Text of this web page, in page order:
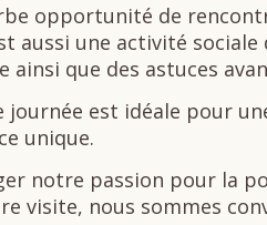
opportunité de
aussi une activité
que des astuces
est idéale pour
unique.
notre passion pour la
visite, nous sommes